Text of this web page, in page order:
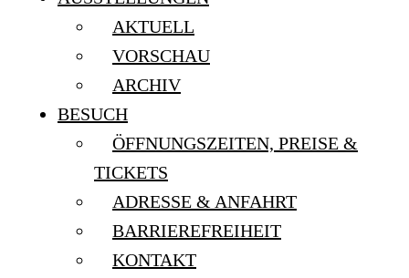
AKTUELL
VORSCHAU
ARCHIV
BESUCH
ÖFFNUNGSZEITEN, PREISE &
TICKETS
ADRESSE & ANFAHRT
BARRIEREFREIHEIT
KONTAKT